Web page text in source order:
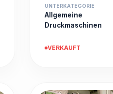
UNTERKATEGORIE
Allgemeine
Druckmaschinen
VERKAUFT